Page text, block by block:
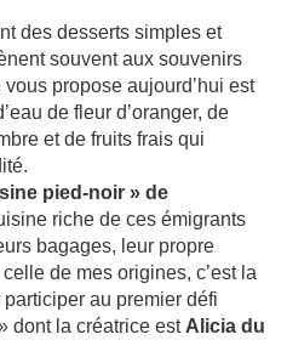
des desserts simples et
souvent aux souvenirs
propose aujourd’hui est
de fleur d’oranger, de
et de fruits frais qui
pied-noir » de
riche de ces émigrants
bagages, leur propre
de mes origines, c’est la
au premier défi
dont la créatrice est Alicia du